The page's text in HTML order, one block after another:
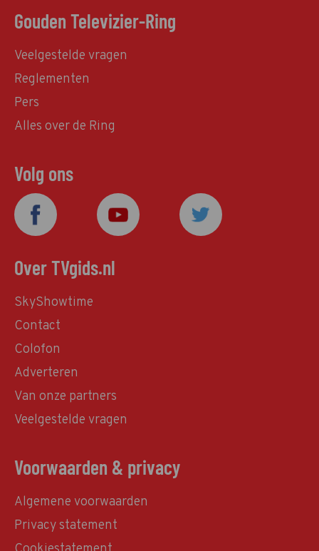
Gouden Televizier-Ring
Veelgestelde vragen
Reglementen
Pers
Alles over de Ring
Volg ons
Over TVgids.nl
SkyShowtime
Contact
Colofon
Adverteren
Van onze partners
Veelgestelde vragen
Voorwaarden & privacy
Algemene voorwaarden
Privacy statement